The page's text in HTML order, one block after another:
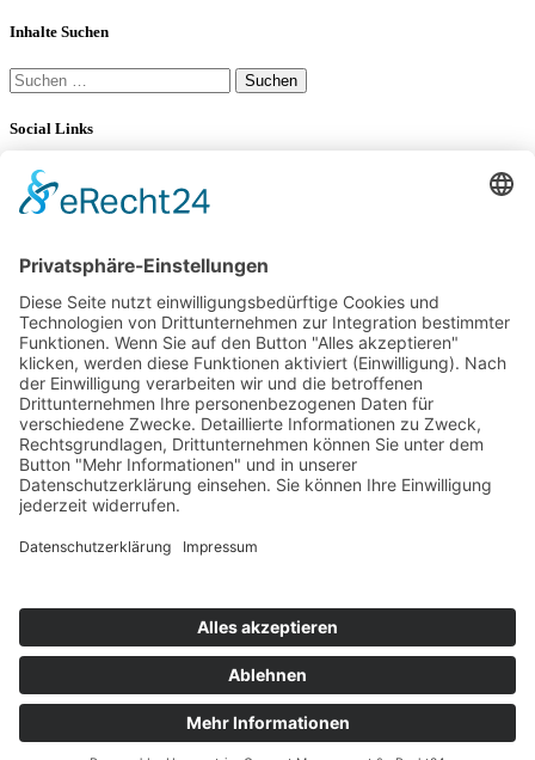
Inhalte Suchen
Suchen
nach:
Social Links
YouTube LinkedIn
100 km Verbrauch Test
Mercedes-Benz V-Klasse V 300 d Langstreckentest
25. September 2024
Citroën C5 X Hybrid – 100 km Verbrauch Test
22. Januar 2024
Cookie-Einstellungen
Copyright © 2026 by news to do GmbH